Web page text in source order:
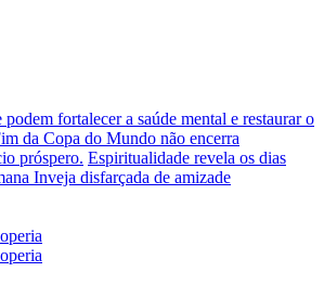
fortalecer a saúde mental e restaurar o
da Copa do Mundo não encerra
próspero. Espiritualidade revela os dias
Inveja disfarçada de amizade